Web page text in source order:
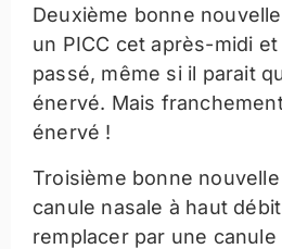
Deuxième bonne
un PICC cet après-midi et
passé, même si il parait
énervé. Mais
énervé !
Troisième bonne
canule nasale à haut
remplacer par une